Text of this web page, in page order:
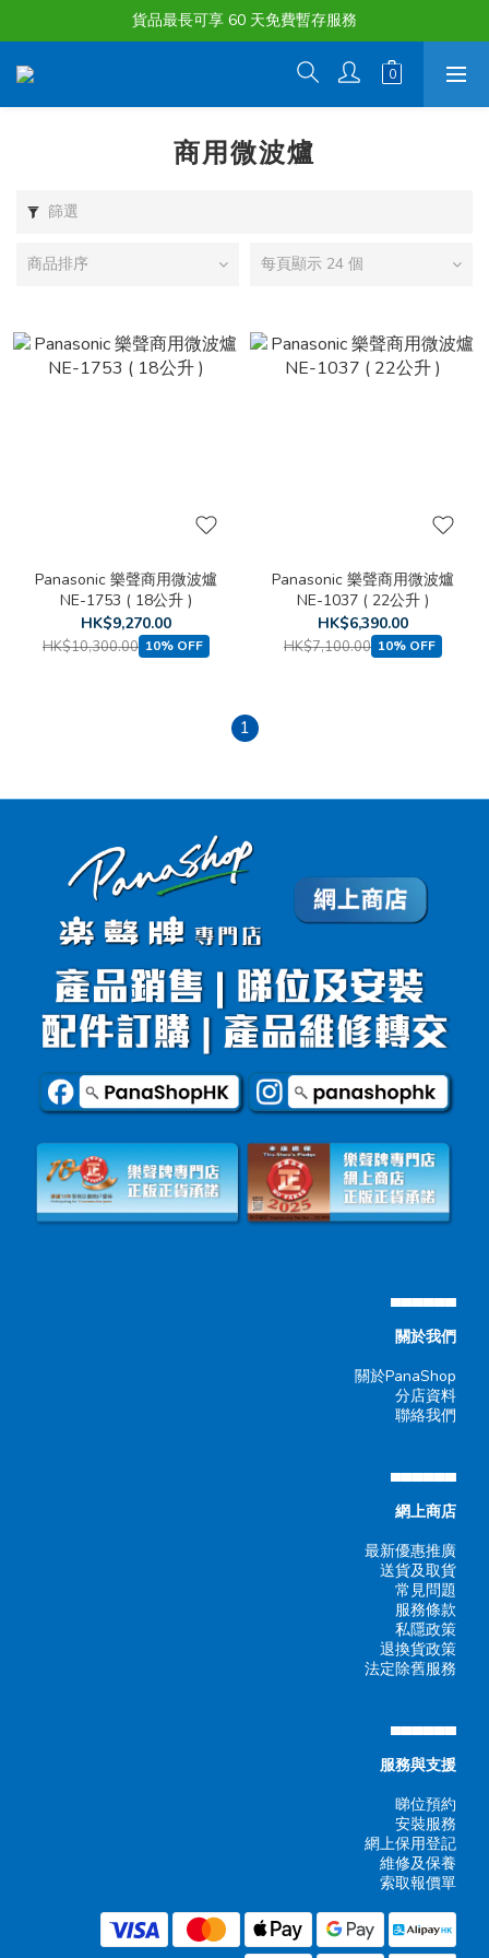
購物滿淨值HK $1500或以上 , 即可享一次免費標準送貨服務。
貨品最長可享 60 天免費暫存服務
購物滿淨值HK $1500或以上 , 即可享一次免費標準送貨服務。
商用微波爐
篩選
商品排序 每頁顯示 24 個
Panasonic 樂聲商用微波爐
NE-1753 ( 18公升 )
HK$9,270.00
HK$10,300.00 10% OFF
Panasonic 樂聲商用微波爐
NE-1037 ( 22公升 )
HK$6,390.00
HK$7,100.00 10% OFF
1
▄▄▄▄▄▄
關於我們
關於PanaShop
分店資料
聯絡我們
▄▄▄▄▄▄
網上商店
最新優惠推廣
送貨及取貨
常見問題
服務條款
私隱政策
退換貨政策
法定除舊服務
▄▄▄▄▄▄
服務與支援
睇位預約
安裝服務
網上保用登記
維修及保養
索取報價單